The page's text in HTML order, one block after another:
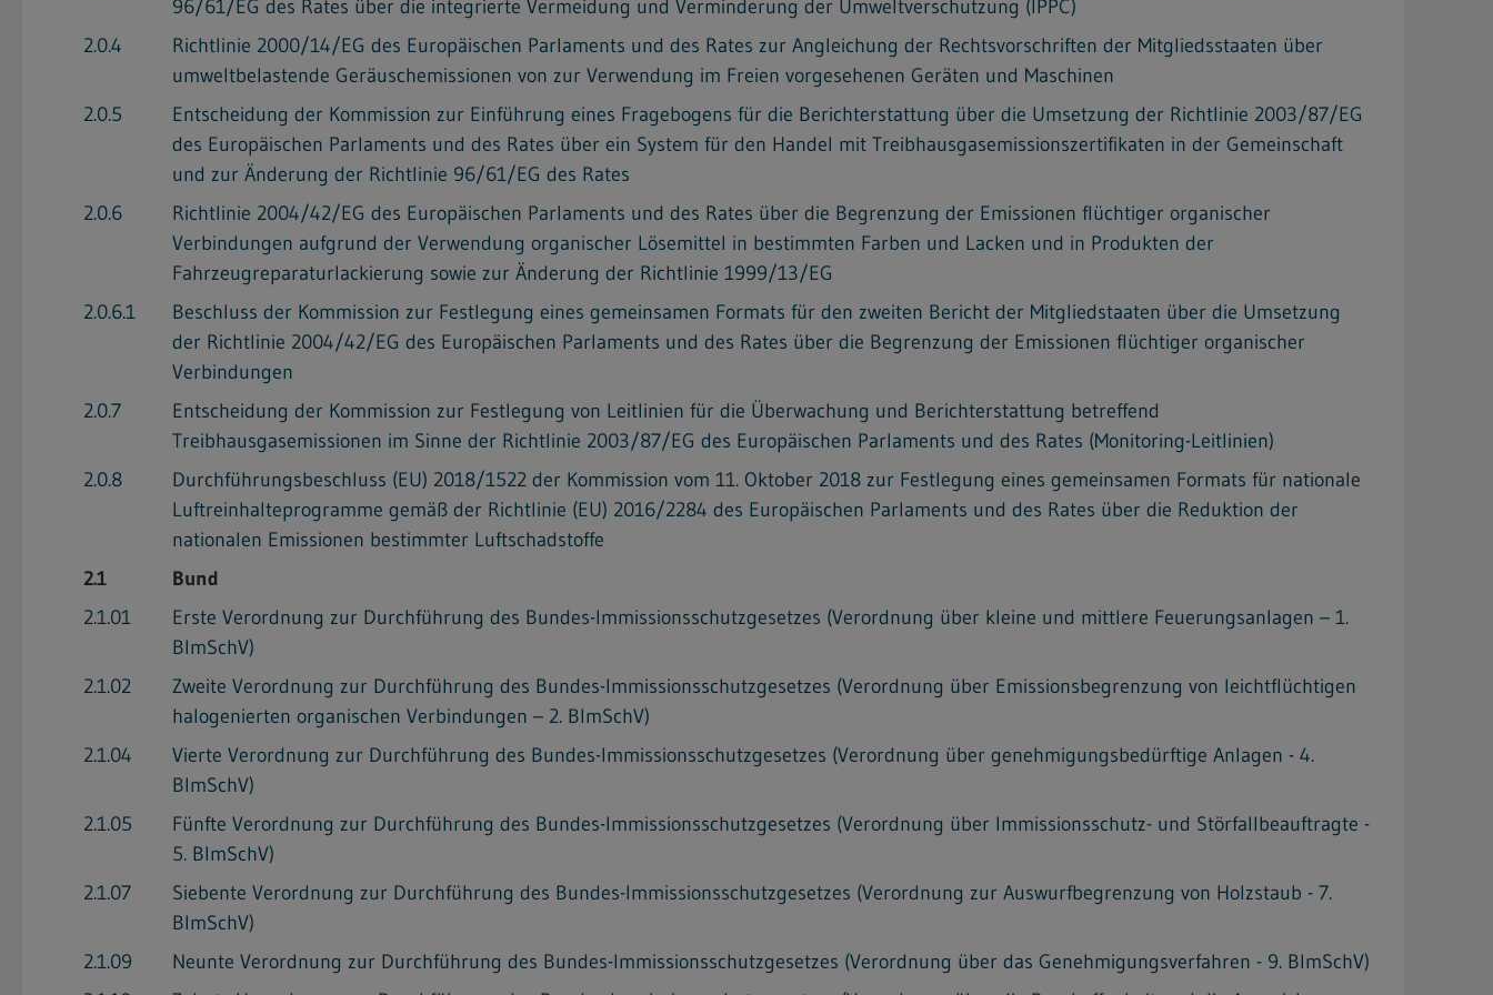
96/61/EG des Rates über die integrierte Vermeidung und Verminderung der Umweltverschutzung (IPPC)
2.0.4
Richtlinie 2000/14/EG des Europäischen Parlaments und des Rates zur Angleichung der Rechtsvorschriften der Mitgliedsstaaten über
umweltbelastende Geräuschemissionen von zur Verwendung im Freien vorgesehenen Geräten und Maschinen
2.0.5
Entscheidung der Kommission zur Einführung eines Fragebogens für die Berichterstattung über die Umsetzung der Richtlinie 2003/87/EG
des Europäischen Parlaments und des Rates über ein System für den Handel mit Treibhausgasemissionszertifikaten in der Gemeinschaft
und zur Änderung der Richtlinie 96/61/EG des Rates
2.0.6
Richtlinie 2004/42/EG des Europäischen Parlaments und des Rates über die Begrenzung der Emissionen flüchtiger organischer
Verbindungen aufgrund der Verwendung organischer Lösemittel in bestimmten Farben und Lacken und in Produkten der
Fahrzeugreparaturlackierung sowie zur Änderung der Richtlinie 1999/13/EG
2.0.6.1
Beschluss der Kommission zur Festlegung eines gemeinsamen Formats für den zweiten Bericht der Mitgliedstaaten über die Umsetzung
der Richtlinie 2004/42/EG des Europäischen Parlaments und des Rates über die Begrenzung der Emissionen flüchtiger organischer
Verbindungen
2.0.7
Entscheidung der Kommission zur Festlegung von Leitlinien für die Überwachung und Berichterstattung betreffend
Treibhausgasemissionen im Sinne der Richtlinie 2003/87/EG des Europäischen Parlaments und des Rates (Monitoring-Leitlinien)
2.0.8
Durchführungsbeschluss (EU) 2018/1522 der Kommission vom 11. Oktober 2018 zur Festlegung eines gemeinsamen Formats für nationale
Luftreinhalteprogramme gemäß der Richtlinie (EU) 2016/2284 des Europäischen Parlaments und des Rates über die Reduktion der
nationalen Emissionen bestimmter Luftschadstoffe
2.1
Bund
2.1.01
Erste Verordnung zur Durchführung des Bundes-Immissionsschutzgesetzes (Verordnung über kleine und mittlere Feuerungsanlagen – 1.
BImSchV)
2.1.02
Zweite Verordnung zur Durchführung des Bundes-Immissionsschutzgesetzes (Verordnung über Emissionsbegrenzung von leichtflüchtigen
halogenierten organischen Verbindungen – 2. BImSchV)
2.1.04
Vierte Verordnung zur Durchführung des Bundes-Immissionsschutzgesetzes (Verordnung über genehmigungsbedürftige Anlagen - 4.
BImSchV)
2.1.05
Fünfte Verordnung zur Durchführung des Bundes-Immissionsschutzgesetzes (Verordnung über Immissionsschutz- und Störfallbeauftragte -
5. BImSchV)
2.1.07
Siebente Verordnung zur Durchführung des Bundes-Immissionsschutzgesetzes (Verordnung zur Auswurfbegrenzung von Holzstaub - 7.
BImSchV)
2.1.09
Neunte Verordnung zur Durchführung des Bundes-Immissionsschutzgesetzes (Verordnung über das Genehmigungsverfahren - 9. BImSchV)